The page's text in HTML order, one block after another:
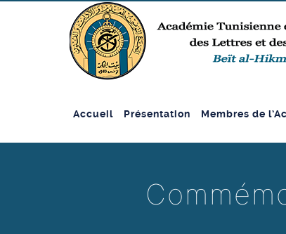
Accueil Présentation Membres de